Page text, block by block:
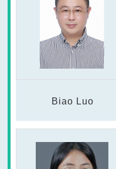
Biao Luo